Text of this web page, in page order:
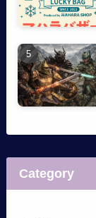
Category